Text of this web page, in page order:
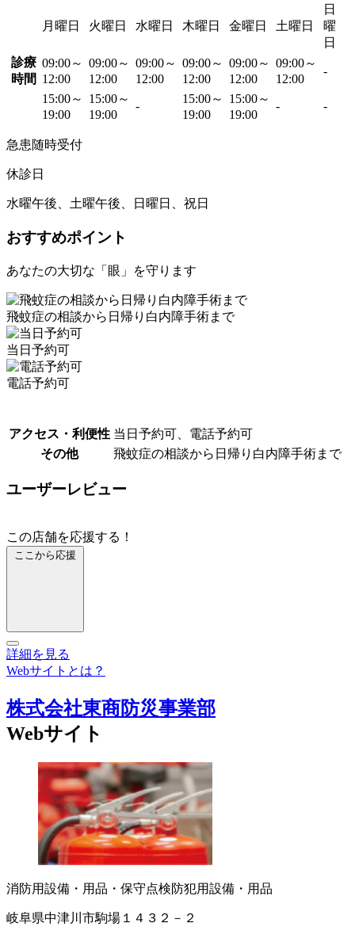
月曜日 火曜日 水曜日 木曜日 金曜日 土曜日
日
曜
日
診療
時間
09:00～
12:00
09:00～
12:00
09:00～
12:00
09:00～
12:00
09:00～
12:00
09:00～
12:00
-
15:00～
19:00
15:00～
19:00
-
15:00～
19:00
15:00～
19:00
- -
急患随時受付
休診日
水曜午後、土曜午後、日曜日、祝日
おすすめポイント
あなたの大切な「眼」を守ります
飛蚊症の相談から日帰り白内障手術まで
当日予約可
電話予約可
アクセス・利便性 当日予約可、電話予約可
その他
飛蚊症の相談から日帰り白内障手術まで
ユーザーレビュー
この店舗を応援する！
ここから応援
詳細を見る
Webサイトとは？
株式会社東商防災事業部
Webサイト
消防用設備・用品・保守点検防犯用設備・用品
岐阜県中津川市駒場１４３２－２